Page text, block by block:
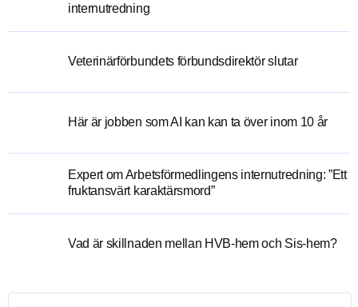
internutredning
Veterinärförbundets förbundsdirektör slutar
Här är jobben som AI kan kan ta över inom 10 år
Expert om Arbetsförmedlingens internutredning: ”Ett
fruktansvärt karaktärsmord”
Vad är skillnaden mellan HVB-hem och Sis-hem?